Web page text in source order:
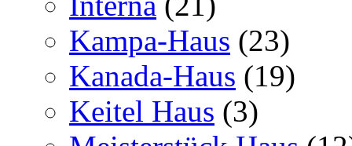
Kampa-Haus (23)
Kanada-Haus (19)
Keitel Haus (3)